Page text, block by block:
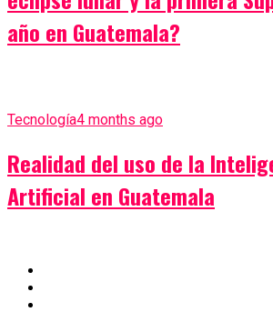
año en Guatemala?
Tecnología4 months ago
Realidad del uso de la
Artificial en Guatemala